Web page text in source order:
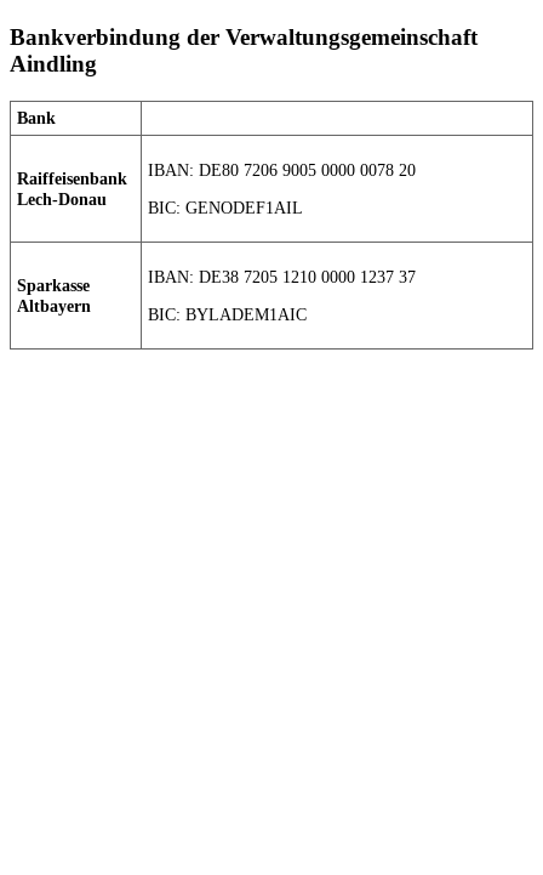
Bankverbindung der Verwaltungsgemeinschaft
Aindling
Bank
Raiffeisenbank
Lech-Donau
IBAN: DE80 7206 9005 0000 0078 20
BIC: GENODEF1AIL
Sparkasse
Altbayern
IBAN: DE38 7205 1210 0000 1237 37
BIC: BYLADEM1AIC